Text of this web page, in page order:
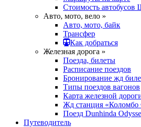
Стоимость
Авто, мото, вело »
Авто, мото, байк
Трансфер
Как добраться
Железная дорога »
Поезда, билеты
Расписание поездов
Бронирование жд
Типы поездов вагонов
Карта железной
Жд станция «Коломбо
Поезд Dunhinda
Путеводитель